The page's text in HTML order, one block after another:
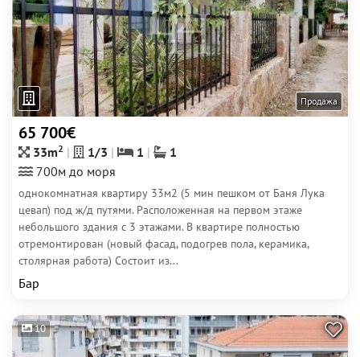
Продажа
65 700€
33m2 1/3 1
1
700м до моря
однокомнатная квартиру 33м2 (5 мин пешком от Баня Лука
цевап) под ж/д путями. Расположенная на первом этаже
небольшого здания с 3 этажами. В квартире полностью
отремонтирован (новый фасад, подогрев пола, керамика,
столярная работа) Состоит из...
Бар
10